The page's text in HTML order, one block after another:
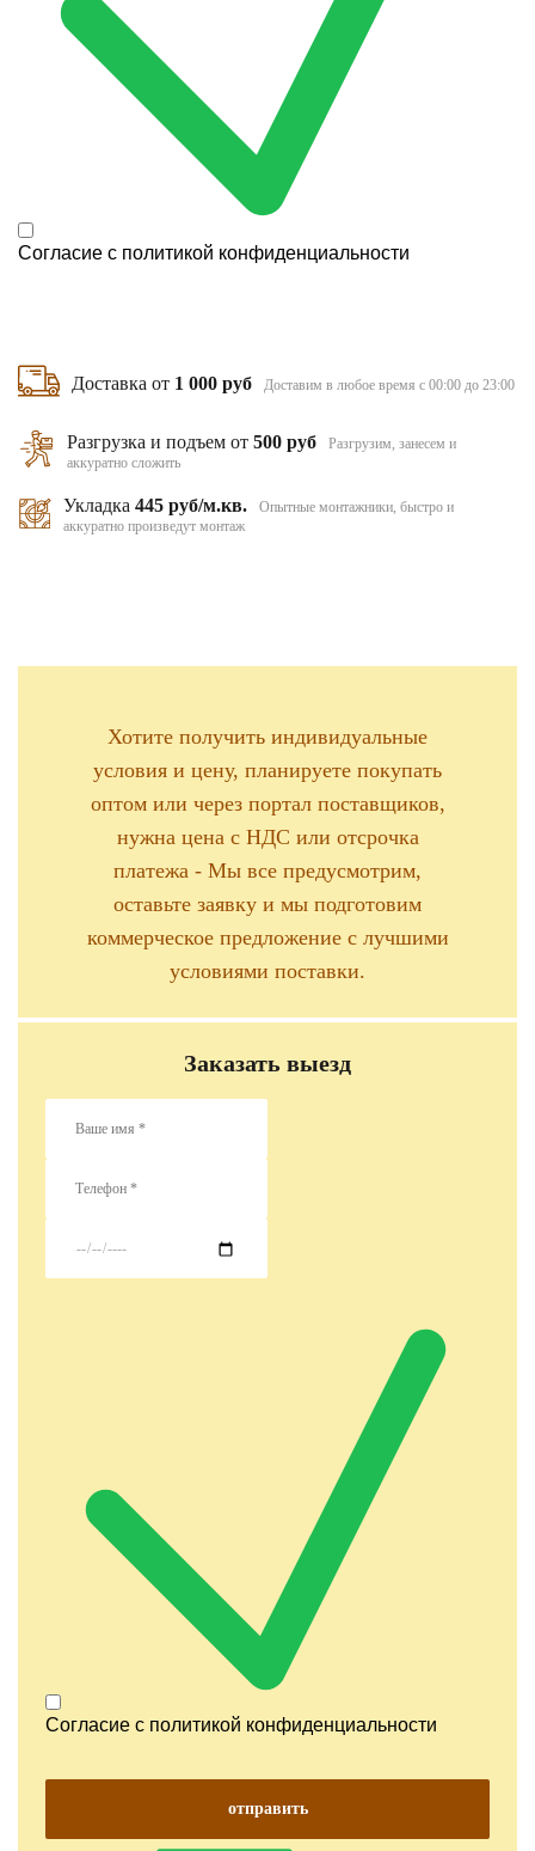
Согласие с политикой конфиденциальности
Доставка от 1 000 руб Доставим в любое время с 00:00 до 23:00
Разгрузка и подъем от500 руб
Разгрузим, занесем и
аккуратно сложить
Укладка 445 руб/м.кв.
Опытные монтажники, быстро и
аккуратно произведут монтаж
Хотите получить индивидуальные
условия и цену, планируете покупать
оптом или через портал поставщиков,
нужна цена с НДС или отсрочка
платежа - Мы все предусмотрим,
оставьте заявку и мы подготовим
коммерческое предложение с лучшими
условиями поставки.
Заказать выезд
Согласие с политикой конфиденциальности
отправить